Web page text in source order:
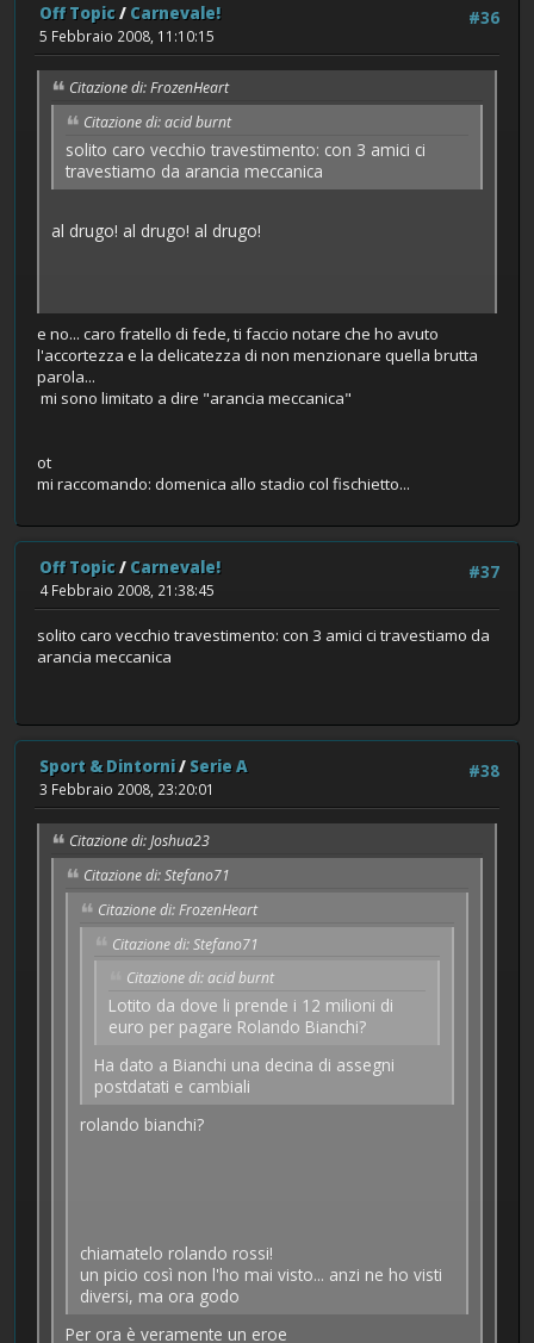
#36
Off Topic/ Carnevale!
5 Febbraio 2008, 11:10:15
Citazione di: FrozenHeart
Citazione di: acid burnt
solito caro vecchio travestimento: con 3 amici ci
travestiamo da arancia meccanica
al drugo! al drugo! al drugo!
e no... caro fratello di fede, ti faccio notare che ho avuto
l'accortezza e la delicatezza di non menzionare quella brutta
parola...
mi sono limitato a dire "arancia meccanica"
ot
mi raccomando: domenica allo stadio col fischietto...
#37
Off Topic/ Carnevale!
4 Febbraio 2008, 21:38:45
solito caro vecchio travestimento: con 3 amici ci travestiamo da
arancia meccanica
#38
Sport & Dintorni/ Serie A
3 Febbraio 2008, 23:20:01
Citazione di: Joshua23
Citazione di: Stefano71
Citazione di: FrozenHeart
Citazione di: Stefano71
Citazione di: acid burnt
Lotito da dove li prende i 12 milioni di
euro per pagare Rolando Bianchi?
Ha dato a Bianchi una decina di assegni
postdatati e cambiali
rolando bianchi?
chiamatelo rolando rossi!
un picio così non l'ho mai visto... anzi ne ho visti
diversi, ma ora godo
Per ora è veramente un eroe